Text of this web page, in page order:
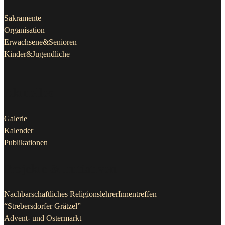
Sakramente
Organisation
Erwachsene&Senioren
Kinder&Jugendliche
Galerie
Kalender
Publikationen
Nachbarschaftliches ReligionslehrerInnentreffen
“Strebersdorfer Grätzel”
Advent- und Ostermarkt